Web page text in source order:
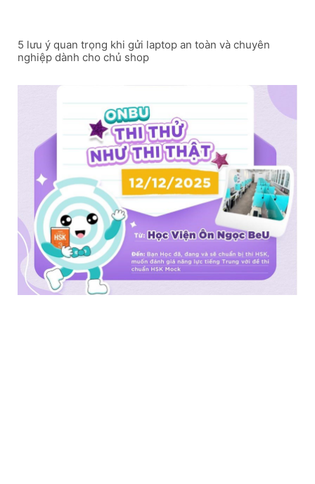
5 lưu ý quan trọng khi gửi laptop an toàn và chuyên
nghiệp dành cho chủ shop